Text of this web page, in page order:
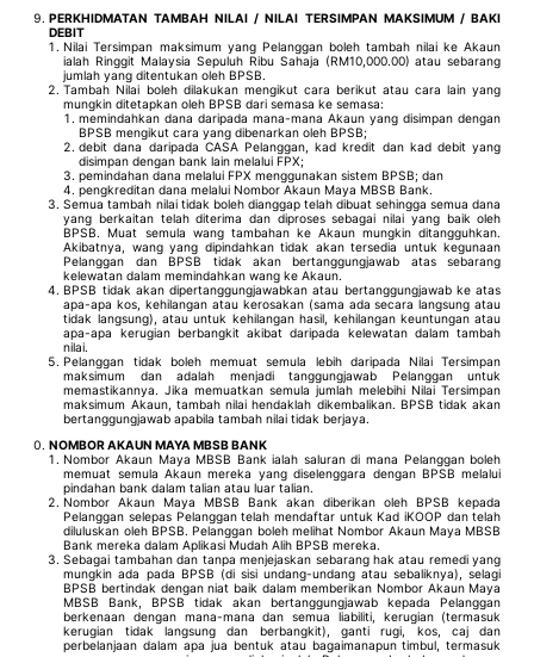
PERKHIDMATAN TAMBAH NILAI / NILAI TERSIMPAN MAKSIMUM / BAKI
DEBIT
Nilai Tersimpan maksimum yang Pelanggan boleh tambah nilai ke Akaun
ialah Ringgit Malaysia Sepuluh Ribu Sahaja (RM10,000.00) atau sebarang
jumlah yang ditentukan oleh BPSB.
Tambah Nilai boleh dilakukan mengikut cara berikut atau cara lain yang
mungkin ditetapkan oleh BPSB dari semasa ke semasa:
memindahkan dana daripada mana-mana Akaun yang disimpan dengan
BPSB mengikut cara yang dibenarkan oleh BPSB;
debit dana daripada CASA Pelanggan, kad kredit dan kad debit yang
disimpan dengan bank lain melalui FPX;
pemindahan dana melalui FPX menggunakan sistem BPSB; dan
pengkreditan dana melalui Nombor Akaun Maya MBSB Bank.
Semua tambah nilai tidak boleh dianggap telah dibuat sehingga semua dana
yang berkaitan telah diterima dan diproses sebagai nilai yang baik oleh
BPSB. Muat semula wang tambahan ke Akaun mungkin ditangguhkan.
Akibatnya, wang yang dipindahkan tidak akan tersedia untuk kegunaan
Pelanggan dan BPSB tidak akan bertanggungjawab atas sebarang
kelewatan dalam memindahkan wang ke Akaun.
BPSB tidak akan dipertanggungjawabkan atau bertanggungjawab ke atas
apa-apa kos, kehilangan atau kerosakan (sama ada secara langsung atau
tidak langsung), atau untuk kehilangan hasil, kehilangan keuntungan atau
apa-apa kerugian berbangkit akibat daripada kelewatan dalam tambah
nilai.
Pelanggan tidak boleh memuat semula lebih daripada Nilai Tersimpan
maksimum dan adalah menjadi tanggungjawab Pelanggan untuk
memastikannya. Jika memuatkan semula jumlah melebihi Nilai Tersimpan
maksimum Akaun, tambah nilai hendaklah dikembalikan. BPSB tidak akan
bertanggungjawab apabila tambah nilai tidak berjaya.
NOMBOR AKAUN MAYA MBSB BANK
Nombor Akaun Maya MBSB Bank ialah saluran di mana Pelanggan boleh
memuat semula Akaun mereka yang diselenggara dengan BPSB melalui
pindahan bank dalam talian atau luar talian.
Nombor Akaun Maya MBSB Bank akan diberikan oleh BPSB kepada
Pelanggan selepas Pelanggan telah mendaftar untuk Kad iKOOP dan telah
diluluskan oleh BPSB. Pelanggan boleh melihat Nombor Akaun Maya MBSB
Bank mereka dalam Aplikasi Mudah Alih BPSB mereka.
Sebagai tambahan dan tanpa menjejaskan sebarang hak atau remedi yang
mungkin ada pada BPSB (di sisi undang-undang atau sebaliknya), selagi
BPSB bertindak dengan niat baik dalam memberikan Nombor Akaun Maya
MBSB Bank, BPSB tidak akan bertanggungjawab kepada Pelanggan
berkenaan dengan mana-mana dan semua liabiliti, kerugian (termasuk
kerugian tidak langsung dan berbangkit), ganti rugi, kos, caj dan
perbelanjaan dalam apa jua bentuk atau bagaimanapun timbul, termasuk